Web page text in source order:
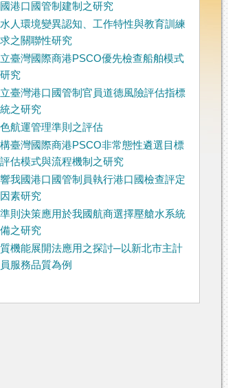
港口國管制建制之研究
人環境變異認知、工作特性與教育訓練
之關聯性研究
臺灣國際商港PSCO優先檢查船舶模式
究
臺灣港口國管制官員道德風險評估指標
之研究
航運管理準則之評估
臺灣國際商港PSCO非常態性遴選目標
估模式與流程機制之研究
我國港口國管制員執行港口國檢查評定
素研究
則決策應用於我國航商選擇壓艙水系統
之研究
機能展開法應用之探討─以新北市主計
服務品質為例